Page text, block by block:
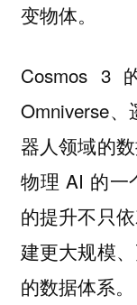
变物体。
Cosmos
Omniverse
器人领域的
物理 AI 的一
的提升不只
建更大规模
的数据体系。